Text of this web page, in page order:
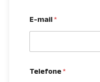
E-mail*
Telefone*